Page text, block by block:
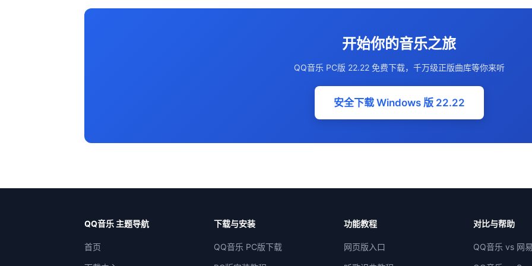
开始你的音乐之旅
QQ音乐 PC版 22.22 免费下载，千万级正版曲库等你来听
安全下载 Windows 版 22.22
QQ音乐 主题导航
首页
下载与安装
QQ音乐 PC版下载
功能教程
网页版入口
对比与帮助
QQ音乐 vs 网